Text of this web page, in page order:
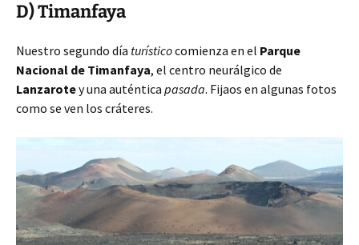
D) Timanfaya
Nuestro segundo día turísticocomienza en el Parque
Nacional de Timanfaya, el centro neurálgico de
Lanzarotey una auténtica pasada. Fijaos en algunas fotos
como se ven los cráteres.